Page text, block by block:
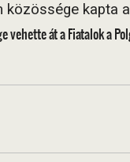
közössége kapta
vehette át a Fiatalok a